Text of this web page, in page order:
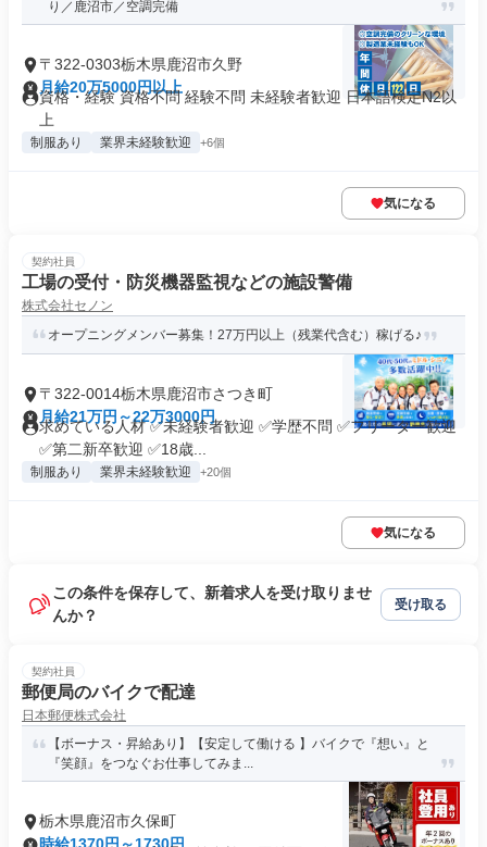
り／鹿沼市／空調完備
〒322-0303栃木県鹿沼市久野
月給20万5000円以上
資格・経験 資格不問 経験不問 未経験者歓迎 日本語検定N2以
上
制服あり 業界未経験歓迎 +6個
気になる
契約社員
工場の受付・防災機器監視などの施設警備
株式会社セノン
オープニングメンバー募集！27万円以上（残業代含む）稼げる♪
〒322-0014栃木県鹿沼市さつき町
月給21万円～22万3000円
求めている人材 ✅未経験者歓迎 ✅学歴不問 ✅フリーター歓迎
✅第二新卒歓迎 ✅18歳...
制服あり 業界未経験歓迎 +20個
気になる
この条件を保存して、新着求人を受け取りませ
んか？
受け取る
契約社員
郵便局のバイクで配達
日本郵便株式会社
【ボーナス・昇給あり】【安定して働ける 】バイクで『想い』と
『笑顔』をつなぐお仕事してみま...
栃木県鹿沼市久保町